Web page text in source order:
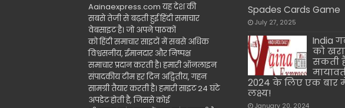
Aainaexpress.com यह देश की
सबसे तेजी से बढ़ती हुई हिंदी समाचार
वेबसाइट है। जो अपने पाठकों
को हिंदी समाचार साइटों में सबसे अधिक
विश्वसनीय, ईमानदार और निष्पक्ष
समाचार प्रदान करती है। हमारी ऑनलाइन
संपादकीय टीम हर दिन अद्वितीय, गहन
सामग्री तैयार करती है। हमारी साइट 24 घंटे
अपडेट होती है, जिससे कोई
Spades Cards Game
July 27, 2025
India
को
सकती
2024 के लिए एक बार
लक्ष्य!
January 20, 2024